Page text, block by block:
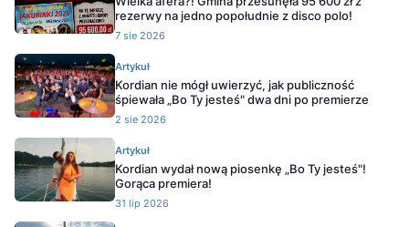
rezerwy na jedno popołudnie z disco polo!
7 sie 2026
Artykuł
Kordian nie mógł uwierzyć, jak publiczność
śpiewała „Bo Ty jesteś" dwa dni po premierze
2 sie 2026
Artykuł
Kordian wydał nową piosenkę „Bo Ty jesteś"!
Gorąca premiera!
31 lip 2026